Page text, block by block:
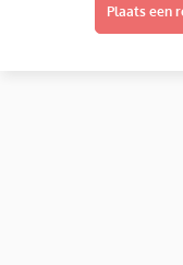
Plaats een